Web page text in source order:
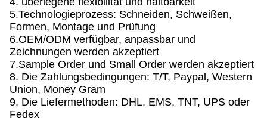
5.Technologieprozess: Schneiden, Schweißen,
Formen, Montage und Prüfung
6.OEM/ODM verfügbar, anpassbar und
Zeichnungen werden akzeptiert
7.Sample Order und Small Order werden akzeptiert
8. Die Zahlungsbedingungen: T/T, Paypal, Western
Union, Money Gram
9. Die Liefermethoden: DHL, EMS, TNT, UPS oder
Fedex